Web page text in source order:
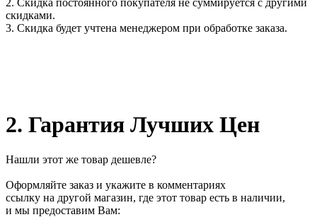
скидками.
3. Скидка будет учтена менеджером при обработке заказа.
2. Гарантия Лучших Цен
Нашли этот же товар дешевле?
Оформляйте заказ и укажите в комментариях
ссылку на другой магазин, где этот товар есть в наличии,
и мы предоставим Вам: